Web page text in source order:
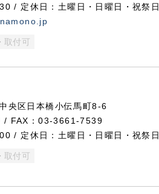
/ 定休日：土曜日・日曜日・祝祭日
取付可
区日本橋小伝馬町8-6
FAX：03-3661-7539
/ 定休日：土曜日・日曜日・祝祭日
取付可